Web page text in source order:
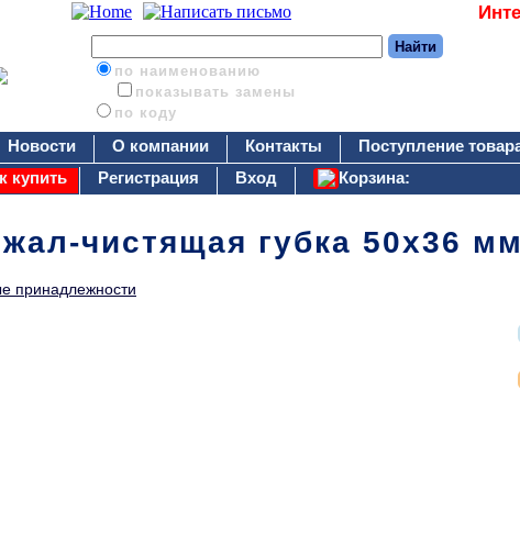
по наименованию
показывать замены
по коду
Новости О компании Контакты Поступление
купить
Регистрация Вход
Корзина:
чистящая губка 50x36 мм
принадлежности